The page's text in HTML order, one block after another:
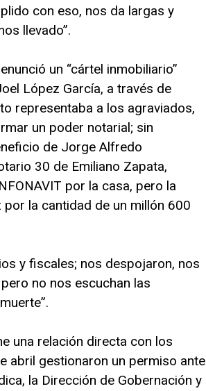
con eso, nos da largas y
llevado”.
un “cártel inmobiliario”
López García, a través de
representaba a los agraviados,
un poder notarial; sin
de Jorge Alfredo
30 de Emiliano Zapata,
por la casa, pero la
la cantidad de un millón 600
y fiscales; nos despojaron, nos
no nos escuchan las
una relación directa con los
abril gestionaron un permiso ante
la Dirección de Gobernación y